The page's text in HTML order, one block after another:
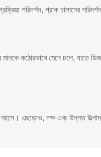
পরিদর্শন, প্রাক চালানের
মানকে কঠোরভাবে মেনে চলে, যাতে
আসে। এছাড়াও, দক্ষ এবং উন্নত